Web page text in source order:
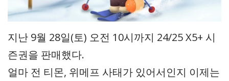
지난 9월 28일(토) 오전 10시까지 24/25 X5+ 시
즌권을 판매했다.
얼마 전 티몬, 위메프 사태가 있어서인지 이제는